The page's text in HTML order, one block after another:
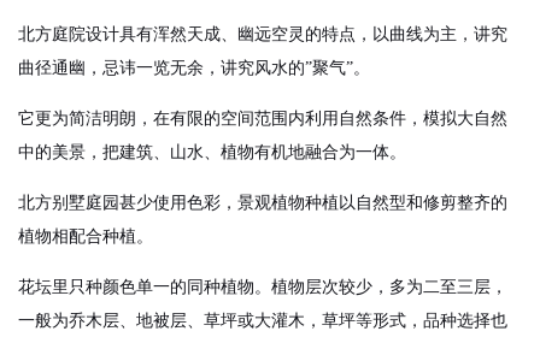
北方庭院设计具有浑然天成、幽远空灵的特点，以曲线为主，讲究
曲径通幽，忌讳一览无余，讲究风水的”聚气”。
它更为简洁明朗，在有限的空间范围内利用自然条件，模拟大自然
中的美景，把建筑、山水、植物有机地融合为一体。
北方别墅庭园甚少使用色彩，景观植物种植以自然型和修剪整齐的
植物相配合种植。
花坛里只种颜色单一的同种植物。植物层次较少，多为二至三层，
一般为乔木层、地被层、草坪或大灌木，草坪等形式，品种选择也